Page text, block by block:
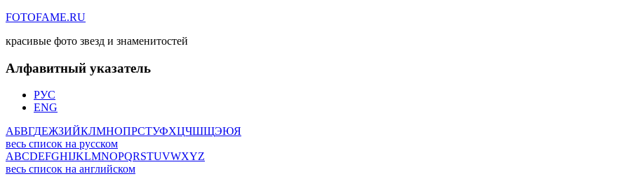
FOTOFAME.RU
красивые фото звезд и знаменитостей
Алфавитный указатель
РУС
ENG
АБВГДЕЖЗИЙКЛМНОПРСТУФХЦЧШЩЭЮЯ
весь список на русском
ABCDEFGHIJKLMNOPQRSTUVWXYZ
весь список на английском